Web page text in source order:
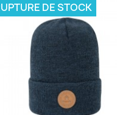
DE STOCK